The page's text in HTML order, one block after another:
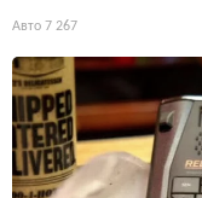
Авто 7 267